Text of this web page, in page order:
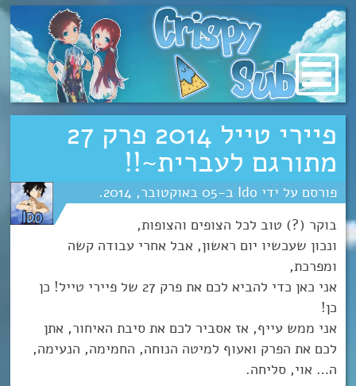
מעבר
לתוכן
פיירי טייל 2014 פרק 27
מתורגם לעברית~!!
Ido
05 אוקטובר 2014
בוקר (?) טוב לכל הצופים והצופות,
ונכון שעכשיו יום ראשון, אבל אחרי עבודה קשה
ומפרכת,
אני כאן כדי להביא לכם את פרק 27 של פיירי טייל! כן
כן!
אני ממש עייף, אז אסביר לכם את סיבת האיחור, אתן
לכם את הפרק ואעוף למיטה הנוחה, החמימה, הנעימה,
ה… אוי, סליחה.